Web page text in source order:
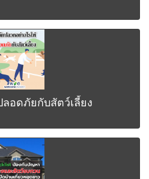
อดภัยกับสัตว์เลี้ยง